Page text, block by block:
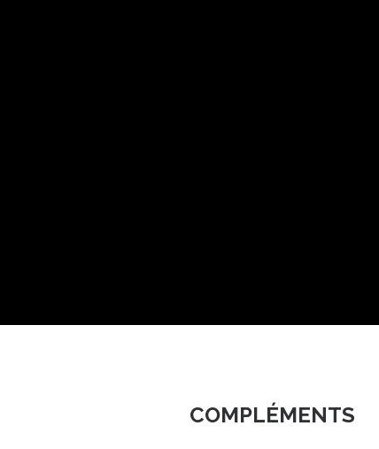
COMPLÉMENTS